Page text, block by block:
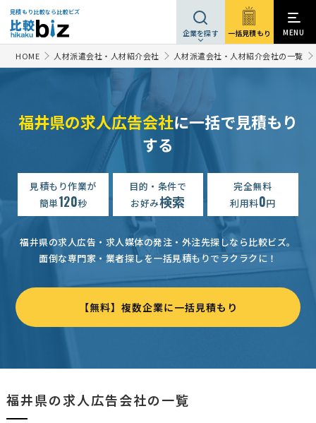
見積もり比較なら比較ビズ
企業を探す 一括見積もり MENU
HOME 人材派遣会社・人材紹介会社 人材派遣会社・人材紹介会社の一覧
福井県の求人広告会社に一括で見積もり
する
見積もり作業が
簡単120秒
目的・条件で
お好み検索
完全無料
利用料0円
福井県の求人広告・求人媒体の発注・外注先探しなら比較ビズ。
面倒な専門家・業者探しを一括見積もりでラクラクに！
【無料】複数企業に一括見積もり
福井県の求人広告会社の一覧